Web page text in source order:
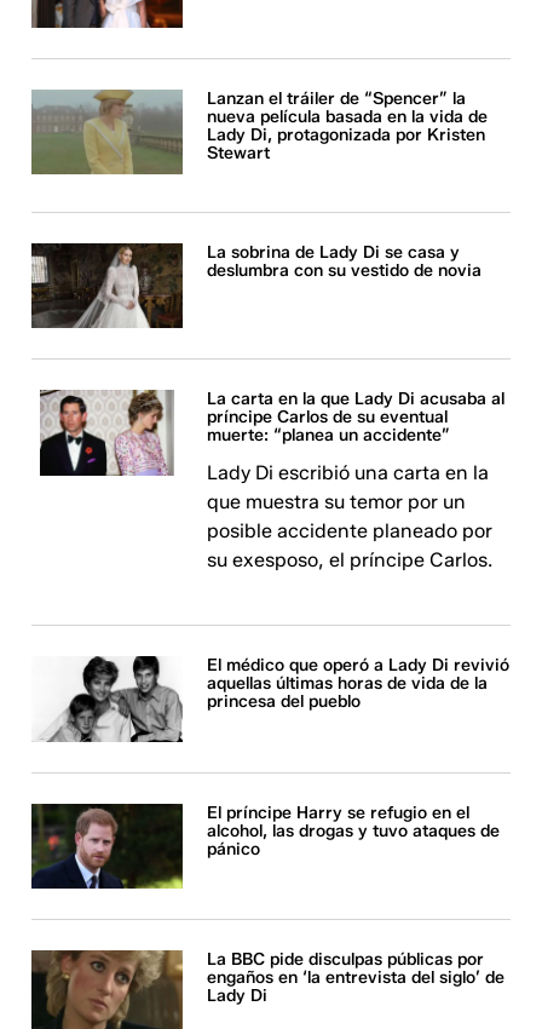
Lanzan el tráiler de “Spencer” la
nueva película basada en la vida de
Lady Di, protagonizada por Kristen
Stewart
La sobrina de Lady Di se casa y
deslumbra con su vestido de novia
La carta en la que Lady Di acusaba al
príncipe Carlos de su eventual
muerte: “planea un accidente”
Lady Di escribió una carta en la
que muestra su temor por un
posible accidente planeado por
su exesposo, el príncipe Carlos.
El médico que operó a Lady Di revivió
aquellas últimas horas de vida de la
princesa del pueblo
El príncipe Harry se refugio en el
alcohol, las drogas y tuvo ataques de
pánico
La BBC pide disculpas públicas por
engaños en ‘la entrevista del siglo’ de
Lady Di